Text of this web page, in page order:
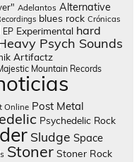
Adelantos Alternative
blues rock Crónicas
EP Experimental hard
Psych Sounds
Artifactz
Mountain Records
Online Post Metal
Psychedelic Rock
Sludge Space
Stoner Stoner Rock